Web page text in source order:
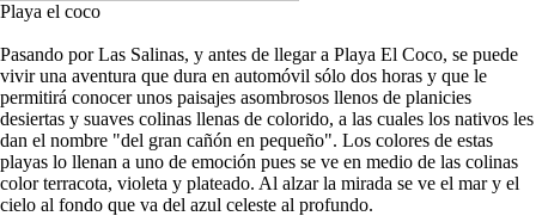
Playa el coco
Pasando por Las Salinas, y antes de llegar a Playa El Coco, se puede
vivir una aventura que dura en automóvil sólo dos horas y que le
permitirá conocer unos paisajes asombrosos llenos de planicies
desiertas y suaves colinas llenas de colorido, a las cuales los nativos les
dan el nombre "del gran cañón en pequeño". Los colores de estas
playas lo llenan a uno de emoción pues se ve en medio de las colinas
color terracota, violeta y plateado. Al alzar la mirada se ve el mar y el
cielo al fondo que va del azul celeste al profundo.